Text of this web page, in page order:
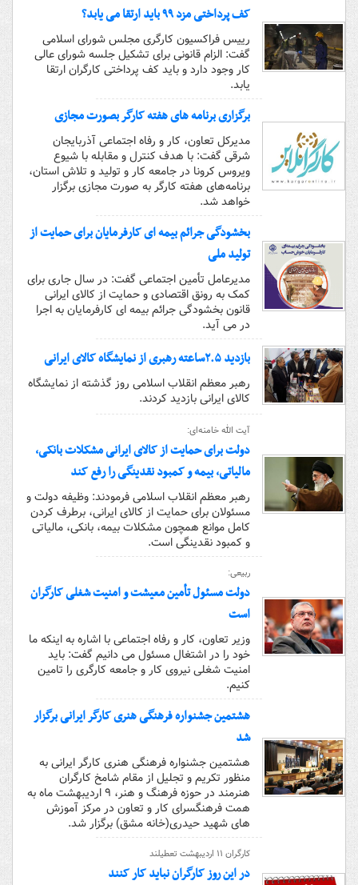
کف پرداختی مزد ۹۹ باید ارتقا می یابد؟
رییس فراکسیون کارگری مجلس شورای اسلامی
گفت: الزام قانونی برای تشکیل جلسه شورای عالی
کار وجود دارد و باید کف پرداختی کارگران ارتقا
یابد.
برگزاری برنامه های هفته کارگر بصورت مجازی
مدیرکل تعاون، کار و رفاه اجتماعی آذربایجان
شرقی گفت: با هدف کنترل و مقابله با شیوع
ویروس کرونا در جامعه کار و تولید و تلاش استان،
برنامه‌های هفته کارگر به صورت مجازی برگزار
خواهد شد.
بخشودگی جرائم بیمه ای کارفرمایان برای حمایت از
تولید ملی
مدیرعامل تأمین اجتماعی گفت: در سال جاری برای
کمک به رونق اقتصادی و حمایت از کالای ایرانی
قانون بخشودگی جرائم بیمه ای کارفرمایان به اجرا
در می آید.
بازدید ۲.۵ساعته رهبری از نمایشگاه کالای ایرانی
رهبر معظم انقلاب اسلامی روز گذشته از نمایشگاه
کالای ایرانی بازدید کردند.
آیت الله خامنه‌ای:
دولت برای حمایت از کالای ایرانی مشکلات بانکی،
مالیاتی، بیمه و کمبود نقدینگی را رفع کند
رهبر معظم انقلاب اسلامی فرمودند: وظیفه دولت و
مسئولان برای حمایت از کالای ایرانی، برطرف کردن
کامل موانع همچون مشکلات بیمه، بانکی، مالیاتی
و کمبود نقدینگی است.
ربیعی:
دولت مسئول تأمین معیشت و امنیت شغلی کارگران
است
وزیر تعاون، کار و رفاه اجتماعی با اشاره به اینکه ما
خود را در اشتغال مسئول می دانیم گفت: باید
امنیت شغلی نیروی کار و جامعه کارگری را تامین
کنیم.
هشتمین جشنواره فرهنگی هنری کارگر ایرانی برگزار
شد
هشتمین جشنواره فرهنگی هنری کارگر ایرانی به
منظور تکریم و تجلیل از مقام شامخ کارگران
هنرمند در حوزه فرهنگ و هنر، ۹ اردیبهشت ماه به
همت فرهنگسرای کار و تعاون در مرکز آموزش
های شهید حیدری(خانه مشق) برگزار شد.
کارگران ۱۱ اردیبهشت تعطیلند
در این روز کارگران نباید کار کنند